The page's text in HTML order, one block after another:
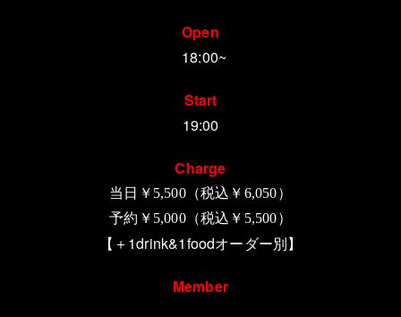
Open
18:00~
Start
19:00
Charge
当日￥ 5,500（税込￥ 6,050）
予約￥ 5,000（税込￥ 5,500）
【＋1drink&1foodオーダー別】
Member